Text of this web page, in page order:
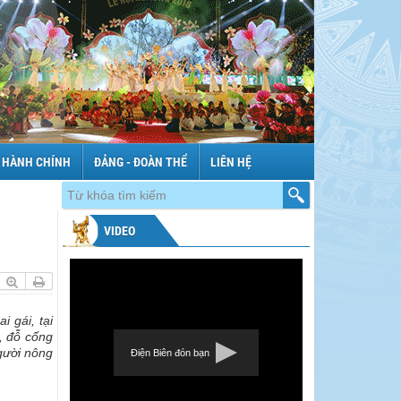
CHÍNH ĐẢNG - ĐOÀN THỂ LIÊN HỆ
gái, tại
đỗ cống
nông
VIDEO
Điện Biên đón bạn